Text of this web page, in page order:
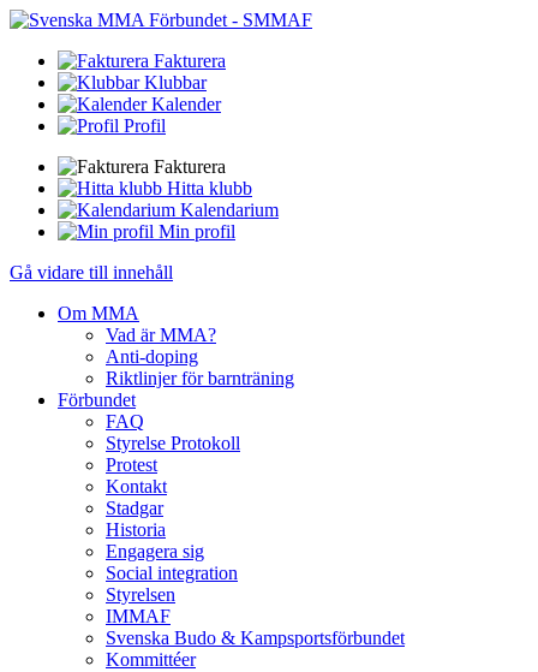
Fakturera
Klubbar
Kalender
Profil
Fakturera
Hitta klubb
Kalendarium
Min profil
Gå vidare till innehåll
Om MMA
Vad är MMA?
Anti-doping
Riktlinjer för barnträning
Förbundet
FAQ
Styrelse Protokoll
Protest
Kontakt
Stadgar
Historia
Engagera sig
Social integration
Styrelsen
IMMAF
Svenska Budo & Kampsportsförbundet
Kommittéer